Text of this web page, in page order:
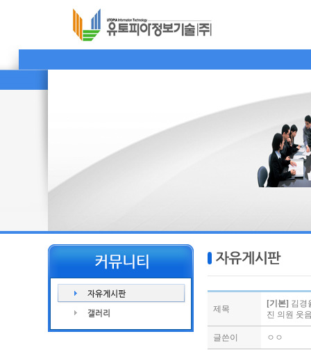
제목
[기본] 김경
진 의원 웃
글쓴이 ㅇㅇ